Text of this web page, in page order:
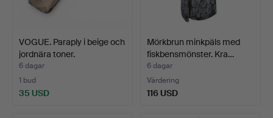
VOGUE. Paraply i beige och
jordnära toner.
6 dagar
1 bud
35 USD
Mörkbrun minkpäls med
fiskbensmönster. Kra…
6 dagar
Värdering
116 USD